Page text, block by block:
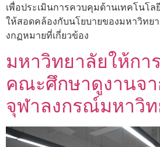
เพื่อประเมินการควบคุมด้านเทคโนโ
ให้สอดคล้องกับนโยบายของมหาวิทย
งกฏหมายที่เกี่ยวข้อง
มหาวิทยาลัยให้กา
คณะศึกษาดูงานจ
จุฬาลงกรณ์มหาวิท